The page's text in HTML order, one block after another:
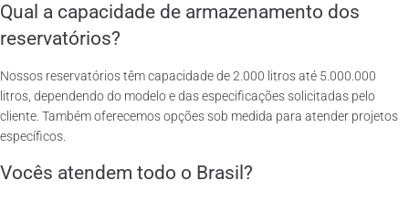
Qual a capacidade de armazenamento dos
reservatórios?
Nossos reservatórios têm capacidade de 2.000 litros até 5.000.000
litros, dependendo do modelo e das especificações solicitadas pelo
cliente. Também oferecemos opções sob medida para atender projetos
específicos.
Vocês atendem todo o Brasil?